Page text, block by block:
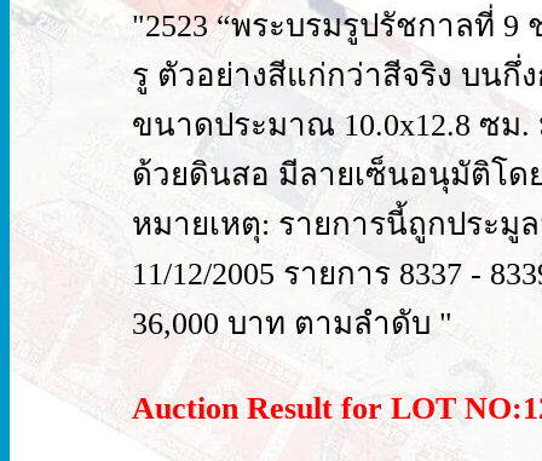
"2523 “พระบรมรูปรัชกาลที่ 9
รู ตัวอย่างสีแก่กว่าสีจริง บนกึ่
ขนาดประมาณ 10.0x12.8 ซม
ด้วยดินสอ มีลายเซ็นอนุมัติโดย
หมายเหตุ: รายการนี้ถูกประมู
11/12/2005 รายการ 8337 -
36,000 บาท ตามลำดับ "
Auction Result for LOT